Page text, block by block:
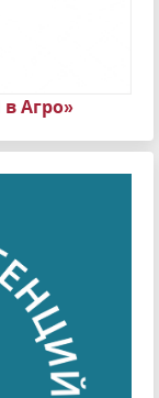
Агро»